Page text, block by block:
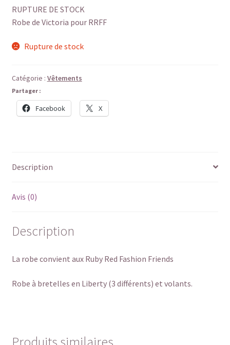
RUPTURE DE STOCK
Robe de Victoria pour RRFF
Rupture de stock
Catégorie : Vêtements
Partager :
Facebook X
Description
Avis (0)
Description
La robe convient aux Ruby Red Fashion Friends
Robe à bretelles en Liberty (3 différents) et volants.